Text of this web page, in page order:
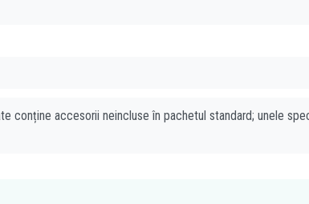
conține accesorii neincluse în pachetul standard; unele